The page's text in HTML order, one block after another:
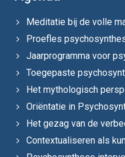
Meditatie bij de volle
Proefles
Jaarprogramma voor
Toegepaste
Het mythologisch
Oriëntatie in
Het gezag van de
Contextualiseren als